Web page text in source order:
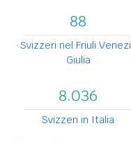
88
Svizzeri nel Friuli
Giulia
8.036
Svizzeri in Italia